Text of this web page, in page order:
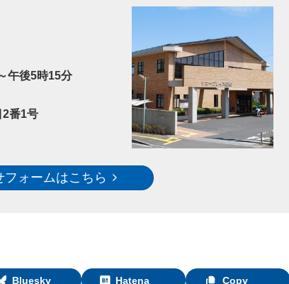
午後5時15分
番1号
フォームはこちら
Bluesky Hatena Copy